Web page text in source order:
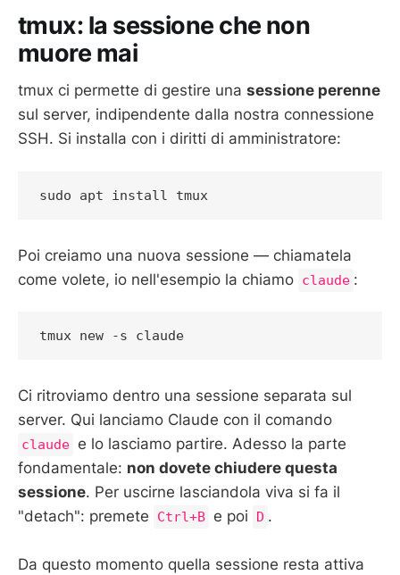
tmux: la sessione che non
muore mai
tmux ci permette di gestire una sessione perenne
sul server, indipendente dalla nostra connessione
SSH. Si installa con i diritti di amministratore:
sudo apt install tmux
Poi creiamo una nuova sessione — chiamatela
come volete, io nell'esempio la chiamo claude :
tmux new -s claude
Ci ritroviamo dentro una sessione separata sul
server. Qui lanciamo Claude con il comando
claude e lo lasciamo partire. Adesso la parte
fondamentale: non dovete chiudere questa
sessione. Per uscirne lasciandola viva si fa il
"detach": premete
Ctrl+B e poi D .
Da questo momento quella sessione resta attiva